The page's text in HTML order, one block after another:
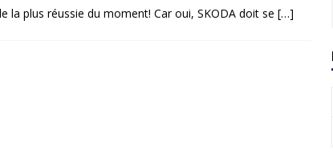
la plus réussie du moment! Car oui, SKODA doit se […]